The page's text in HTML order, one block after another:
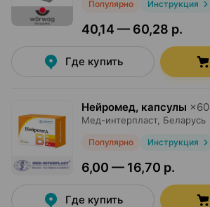
Популярно Инструкция
40,14 — 60,28 р.
Где купить
Нейромед, капсулы ×60
Мед-интерпласт, Беларусь
Популярно Инструкция
6,00 — 16,70 р.
Где купить